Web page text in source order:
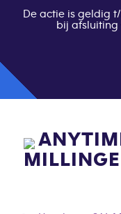
De actie is geldig
bij